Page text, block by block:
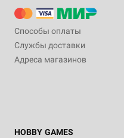
Способы оплаты
Службы доставки
Адреса магазинов
HOBBY GAMES